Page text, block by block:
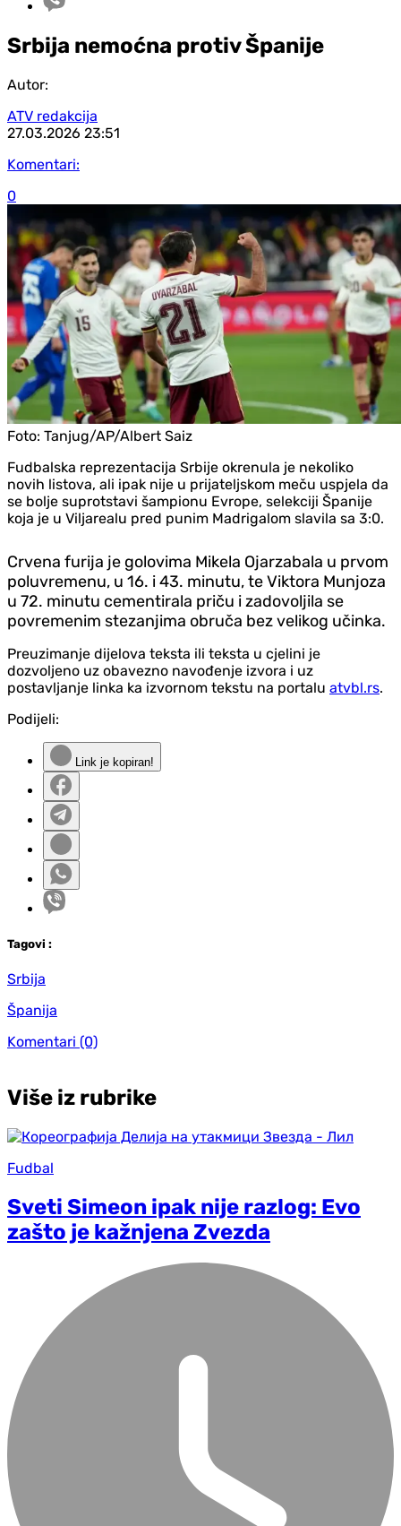
Srbija nemoćna protiv Španije
Autor:
ATV redakcija
27.03.2026 23:51
Komentari:
0
Foto: Tanjug/AP/Albert Saiz
Fudbalska reprezentacija Srbije okrenula je nekoliko
novih listova, ali ipak nije u prijateljskom meču uspjela da
se bolje suprotstavi šampionu Evrope, selekciji Španije
koja je u Viljarealu pred punim Madrigalom slavila sa 3:0.
Crvena furija je golovima Mikela Ojarzabala u prvom
poluvremenu, u 16. i 43. minutu, te Viktora Munjoza
u 72. minutu cementirala priču i zadovoljila se
povremenim stezanjima obruča bez velikog učinka.
Preuzimanje dijelova teksta ili teksta u cjelini je
dozvoljeno uz obavezno navođenje izvora i uz
postavljanje linka ka izvornom tekstu na portalu atvbl.rs.
Podijeli:
Link je kopiran!
Tagovi :
Srbija
Španija
Komentari (0)
Više iz rubrike
Fudbal
Sveti Simeon ipak nije razlog: Evo
zašto je kažnjena Zvezda